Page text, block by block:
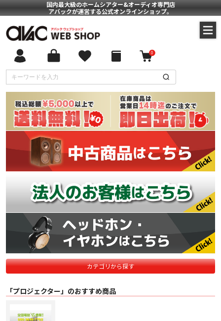
国内最大級のホームシアター&オーディオ専門店
アバックが運営する公式オンラインショップ。
0
カテゴリから探す
「プロジェクター」のおすすめ商品